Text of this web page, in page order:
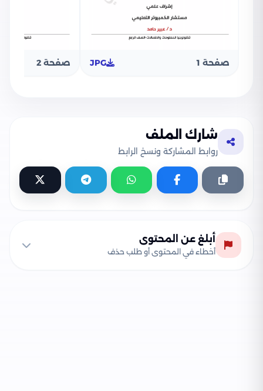
صفحة 1 JPG صفحة 2
شارك الملف
روابط المشاركة ونسخ الرابط
أبلغ عن المحتوى
أخطاء في المحتوى أو طلب حذف